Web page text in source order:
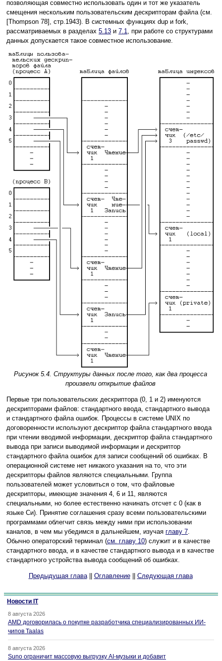
позволяющая совместно использовать один и тот же указатель
смещения нескольким пользовательским дескрипторам файла (см.
[Thompson 78], стр.1943). В системных функциях dup и fork,
рассматриваемых в разделах 5.13 и 7.1, при работе со структурами
данных допускается такое совместное использование.
Рисунок 5.4. Структуры данных после того, как два процесса
произвели открытие файлов
Первые три пользовательских дескриптора (0, 1 и 2) именуются
дескрипторами файлов: стандартного ввода, стандартного вывода
и стандартного файла ошибок. Процессы в системе UNIX по
договоренности используют дескриптор файла стандартного ввода
при чтении вводимой информации, дескриптор файла стандартного
вывода при записи выводимой информации и дескриптор
стандартного файла ошибок для записи сообщений об ошибках. В
операционной системе нет никакого указания на то, что эти
дескрипторы файлов являются специальными. Группа
пользователей может условиться о том, что файловые
дескрипторы, имеющие значения 4, 6 и 11, являются
специальными, но более естественно начинать отсчет с 0 (как в
языке Си). Принятие соглашения сразу всеми пользовательскими
программами облегчит связь между ними при использовании
каналов, в чем мы убедимся в дальнейшем, изучая главу 7.
Обычно операторский терминал (см. главу 10) служит и в качестве
стандартного ввода, и в качестве стандартного вывода и в качестве
стандартного устройства вывода сообщений об ошибках.
Предыдущая глава|| Оглавление|| Следующая глава
Новости IT
8 августа 2026
AMD договорилась о покупке разработчика специализированных ИИ-
чипов Taalas
8 августа 2026
Suno ограничит массовую выгрузку AI-музыки и добавит